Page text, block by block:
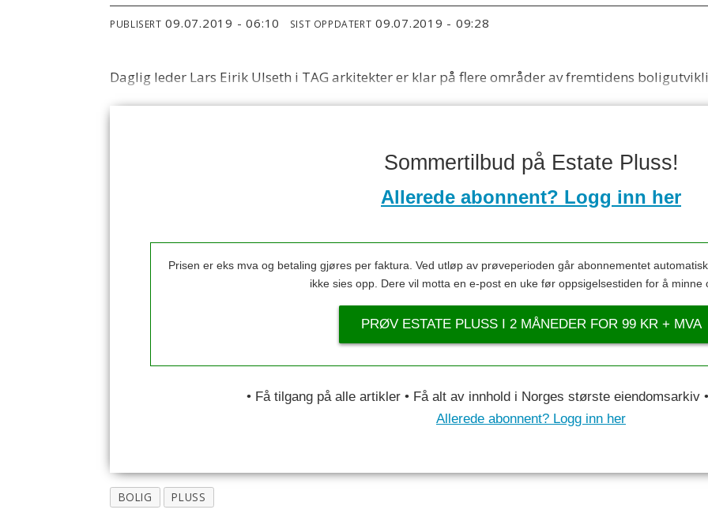
PUBLISERT 09.07.2019 - 06:10 SIST OPPDATERT 09.07.2019 - 09:28
Daglig leder Lars Eirik Ulseth i TAG arkitekter er klar på flere områder av fremtidens
Sommertilbud på Estate Pluss!
Allerede abonnent? Logg inn her
Prisen er eks mva og betaling gjøres per faktura. Ved utløp av prøveperioden går abonnementet
ikke sies opp. Dere vil motta en e-post en uke før oppsigelsestiden for å minne
PRØV ESTATE PLUSS I 2 MÅNEDER FOR 99 KR + MVA
• Få tilgang på alle artikler • Få alt av innhold i Norges største eiendomsarkiv
Allerede abonnent? Logg inn her
BOLIG PLUSS